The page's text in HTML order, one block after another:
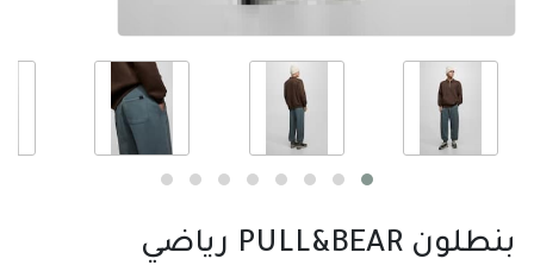
بنطلون PULL&BEAR رياضي